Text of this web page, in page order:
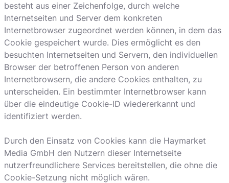
besteht aus einer Zeichenfolge, durch welche
Internetseiten und Server dem konkreten
Internetbrowser zugeordnet werden können, in dem das
Cookie gespeichert wurde. Dies ermöglicht es den
besuchten Internetseiten und Servern, den individuellen
Browser der betroffenen Person von anderen
Internetbrowsern, die andere Cookies enthalten, zu
unterscheiden. Ein bestimmter Internetbrowser kann
über die eindeutige Cookie-ID wiedererkannt und
identifiziert werden.
Durch den Einsatz von Cookies kann die Haymarket
Media GmbH den Nutzern dieser Internetseite
nutzerfreundlichere Services bereitstellen, die ohne die
Cookie-Setzung nicht möglich wären.